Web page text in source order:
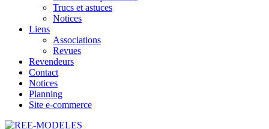
Trucs et astuces
Notices
Liens
Associations
Revues
Revendeurs
Contact
Notices
Planning
Site e-commerce